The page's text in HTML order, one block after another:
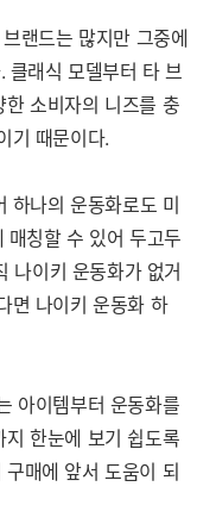
랜드는 많지만 그중에
클래식 모델부터 타 브
소비자의 니즈를 충
기 때문이다.
하나의 운동화로도 미
매칭할 수 있어 두고두
나이키 운동화가 없거
면 나이키 운동화 하
아이템부터 운동화를
한눈에 보기 쉽도록
매에 앞서 도움이 되